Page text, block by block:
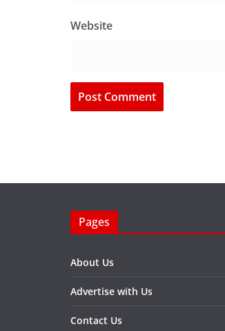
Website
Pages
About Us
Advertise with Us
Contact Us